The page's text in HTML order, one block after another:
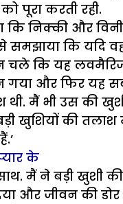
पूरा करती रही.
कि निक्की और
समझाया कि यदि
चले कि यह
और फिर यह
मैं भी उस की खुशी
खुशियों की
के
मैं ने बड़ी खुशी
और जीवन की